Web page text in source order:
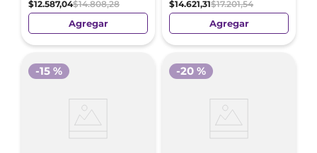
$12.587,04$14.808,28
Agregar
$14.621,31$17.201,54
Agregar
-15 % -20 %